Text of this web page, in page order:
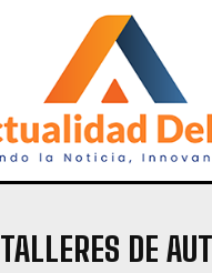
TALLERES DE